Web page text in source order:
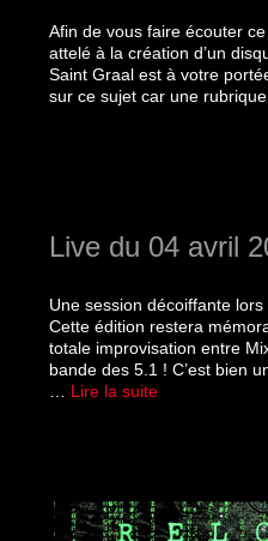
Afin de vous faire écouter
attelé à la création d’un
Saint Graal est à votre
sur ce sujet car une
Live du 04 avril
Une session décoiffante
Cette édition restera
totale improvisation entre
bande des 5.1 ! C’est bien
Lire la suite­­